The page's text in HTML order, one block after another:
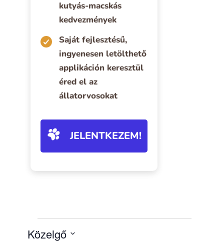
kutyás-macskás
kedvezmények
Saját fejlesztésű,
ingyenesen letölthető
applikáción keresztül
éred el az
állatorvosokat
JELENTKEZEM!
Közelgő